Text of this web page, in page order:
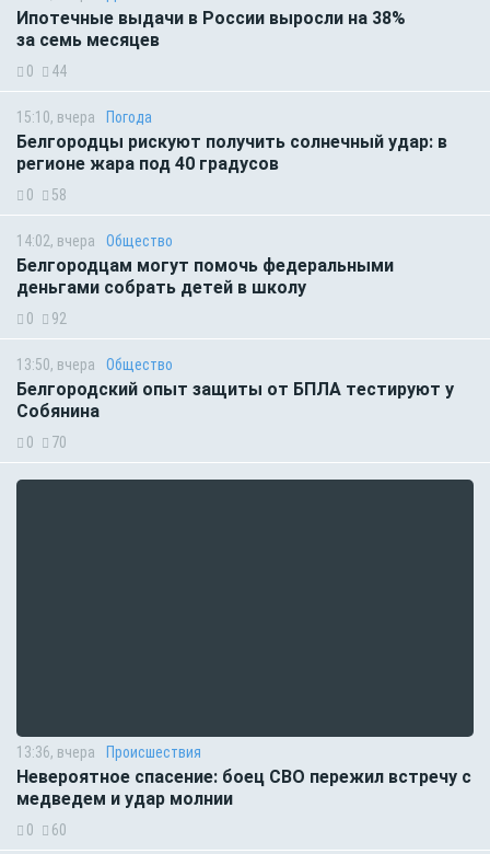
Ипотечные выдачи в России выросли на 38%
за семь месяцев
0 44
15:10, вчера Погода
Белгородцы рискуют получить солнечный удар: в
регионе жара под 40 градусов
0 58
14:02, вчера Общество
Белгородцам могут помочь федеральными
деньгами собрать детей в школу
0 92
13:50, вчера Общество
Белгородский опыт защиты от БПЛА тестируют у
Собянина
0 70
13:36, вчера Происшествия
Невероятное спасение: боец СВО пережил встречу с
медведем и удар молнии
0 60